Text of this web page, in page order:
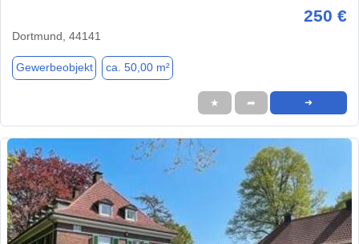
250 €
Dortmund, 44141
Gewerbeobjekt ca. 50,00 m²
★ ➦ ➜